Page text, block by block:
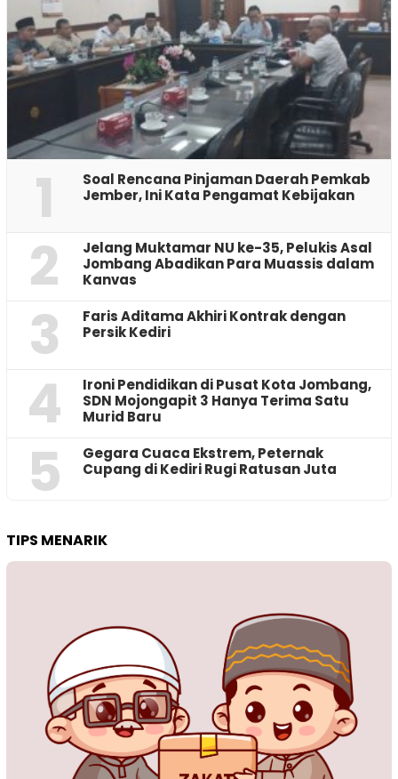
1
‎Soal Rencana Pinjaman Daerah Pemkab
Jember, Ini Kata Pengamat Kebijakan ‎
2
Jelang Muktamar NU ke-35, Pelukis Asal
Jombang Abadikan Para Muassis dalam
Kanvas
3
Faris Aditama Akhiri Kontrak dengan
Persik Kediri
4
Ironi Pendidikan di Pusat Kota Jombang,
SDN Mojongapit 3 Hanya Terima Satu
Murid Baru
5
‎Gegara Cuaca Ekstrem, Peternak
Cupang di Kediri Rugi Ratusan Juta
TIPS MENARIK